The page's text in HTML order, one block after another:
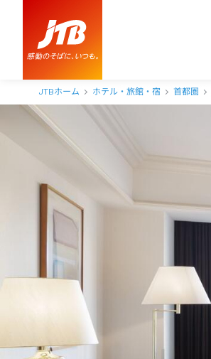
JTBホーム ホテル・旅館・宿 首都圏